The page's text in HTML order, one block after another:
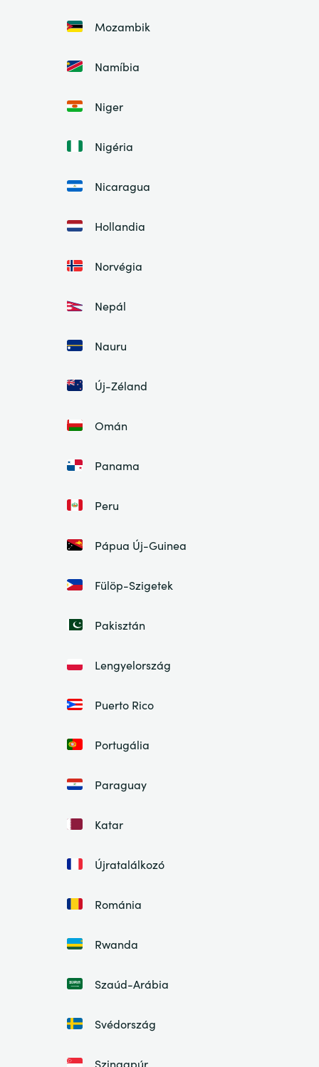
Mozambik
Namíbia
Niger
Nigéria
Nicaragua
Hollandia
Norvégia
Nepál
Nauru
Új-Zéland
Omán
Panama
Peru
Pápua Új-Guinea
Fülöp-Szigetek
Pakisztán
Lengyelország
Puerto Rico
Portugália
Paraguay
Katar
Újratalálkozó
Románia
Rwanda
Szaúd-Arábia
Svédország
Szingapúr